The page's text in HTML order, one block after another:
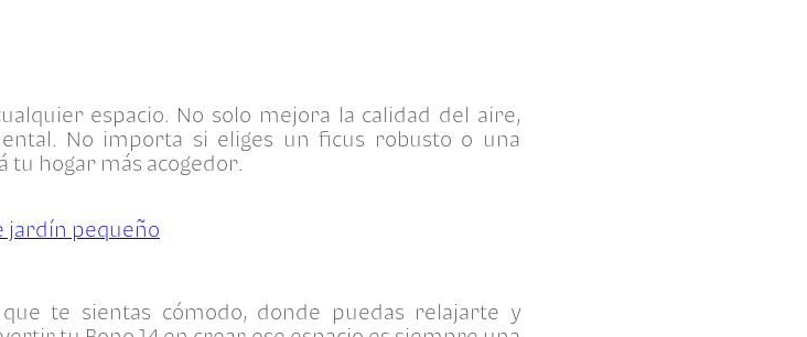
espacio. No solo mejora la calidad del aire,
No importa si eliges un ficus robusto o una
tu hogar más acogedor.
jardín pequeño
te sientas cómodo, donde puedas relajarte y